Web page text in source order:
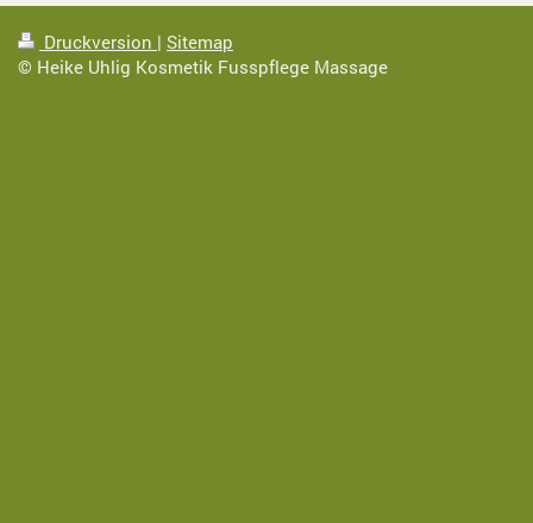
Druckversion | Sitemap
© Heike Uhlig Kosmetik Fusspflege Massage